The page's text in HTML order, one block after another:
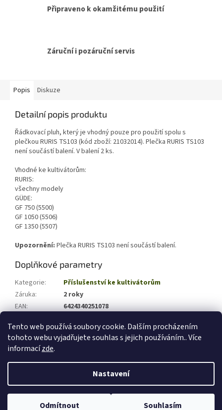
Tento web používá soubory cookie. Dalším procházením
tohoto webu vyjadřujete souhlas s jejich používáním.. Více
informacízde.
Nastavení
Odmítnout Souhlasím
Připraveno k okamžitému použití
Záruční i pozáruční servis
Popis Diskuze
Detailní popis produktu
Řádkovací pluh, který je vhodný pouze pro použití spolu s
plečkou RURIS TS103 (kód zboží: 21032014). Plečka RURIS TS103
není součástí balení. V balení 2 ks.
Vhodné ke kultivátorům:
RURIS:
všechny modely
GÜDE:
GF 750 (5500)
GF 1050 (5506)
GF 1350 (5507)
Upozornění: Plečka RURIS TS103 není součástí balení.
Doplňkové parametry
Kategorie:
Příslušenství ke kultivátorům
Záruka:
2 roky
EAN:
6424340251078
Copyright 2026zahradni-technika-shop.cz. Všechna práva